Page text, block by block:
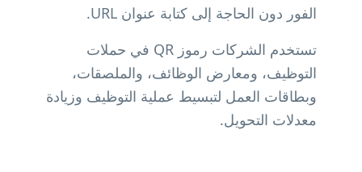
الفور دون الحاجة إلى كتابة عنوان URL.
تستخدم الشركات رموز QR في حملات
التوظيف، ومعارض الوظائف، والملصقات،
وبطاقات العمل لتبسيط عملية التوظيف وزيادة
معدلات التحويل.